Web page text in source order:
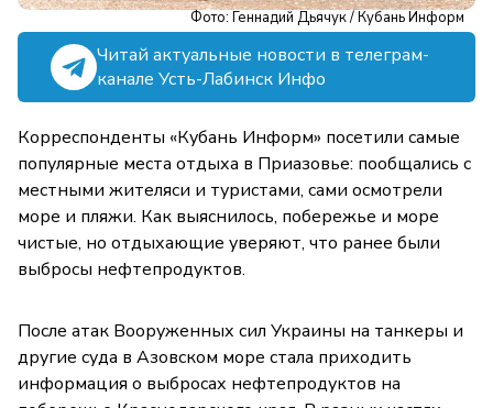
Фото: Геннадий Дьячук / Кубань Информ
Читай актуальные новости в телеграм-
канале Усть-Лабинск Инфо
Корреспонденты «Кубань Информ» посетили самые
популярные места отдыха в Приазовье: пообщались с
местными жителяси и туристами, сами осмотрели
море и пляжи. Как выяснилось, побережье и море
чистые, но отдыхающие уверяют, что ранее были
выбросы нефтепродуктов.
После атак Вооруженных сил Украины на танкеры и
другие суда в Азовском море стала приходить
информация о выбросах нефтепродуктов на